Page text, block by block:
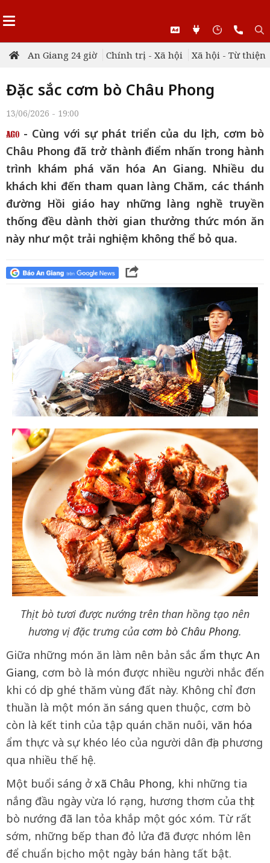
An Giang 24 giờ Chính trị - Xã hội Xã hội - Từ thiện
Đặc sắc cơm bò Châu Phong
13/06/2026 - 19:00
- Cùng với sự phát triển của du lịch, cơm bò
Châu Phong đã trở thành điểm nhấn trong hành
trình khám phá văn hóa An Giang. Nhiều du
khách khi đến tham quan làng Chăm, các thánh
đường Hồi giáo hay những làng nghề truyền
thống đều dành thời gian thưởng thức món ăn
này như một trải nghiệm không thể bỏ qua.
Thịt bò tươi được nướng trên than hồng tạo nên
hương vị đặc trưng của cơm bò Châu Phong.
Giữa những món ăn làm nên bản sắc ẩm thực An
Giang, cơm bò là món được nhiều người nhắc đến
khi có dịp ghé thăm vùng đất này. Không chỉ đơn
thuần là một món ăn sáng quen thuộc, cơm bò
còn là kết tinh của tập quán chăn nuôi, văn hóa
ẩm thực và sự khéo léo của người dân địa phương
qua nhiều thế hệ.
Một buổi sáng ởxã Châu Phong, khi những tia
nắng đầu ngày vừa ló rạng, hương thơm của thịt
bò nướng đã lan tỏa khắp một góc xóm. Từ rất
sớm, những bếp than đỏ lửa đã được nhóm lên
để chuẩn bị cho một ngày bán hàng tất bật.